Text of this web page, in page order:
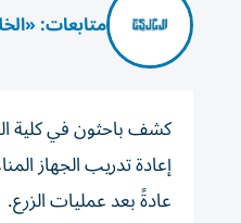
متابعات:
كشف باحثون في كلية
إعادة تدريب الجهاز
عادةً بعد عمليات الزرع.